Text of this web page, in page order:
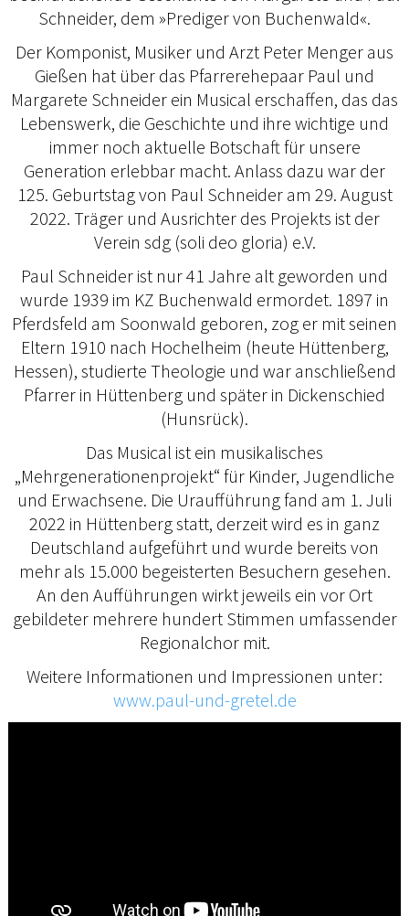
Schneider, dem »Prediger von Buchenwald«.
Der Komponist, Musiker und Arzt Peter Menger aus
Gießen hat über das Pfarrerehepaar Paul und
Margarete Schneider ein Musical erschaffen, das das
Lebenswerk, die Geschichte und ihre wichtige und
immer noch aktuelle Botschaft für unsere
Generation erlebbar macht. Anlass dazu war der
125. Geburtstag von Paul Schneider am 29. August
2022. Träger und Ausrichter des Projekts ist der
Verein sdg (soli deo gloria) e.V.
Paul Schneider ist nur 41 Jahre alt geworden und
wurde 1939 im KZ Buchenwald ermordet. 1897 in
Pferdsfeld am Soonwald geboren, zog er mit seinen
Eltern 1910 nach Hochelheim (heute Hüttenberg,
Hessen), studierte Theologie und war anschließend
Pfarrer in Hüttenberg und später in Dickenschied
(Hunsrück).
Das Musical ist ein musikalisches
„Mehrgenerationenprojekt“ für Kinder, Jugendliche
und Erwachsene. Die Uraufführung fand am 1. Juli
2022 in Hüttenberg statt, derzeit wird es in ganz
Deutschland aufgeführt und wurde bereits von
mehr als 15.000 begeisterten Besuchern gesehen.
An den Aufführungen wirkt jeweils ein vor Ort
gebildeter mehrere hundert Stimmen umfassender
Regionalchor mit.
Weitere Informationen und Impressionen unter:
www.paul-und-gretel.de